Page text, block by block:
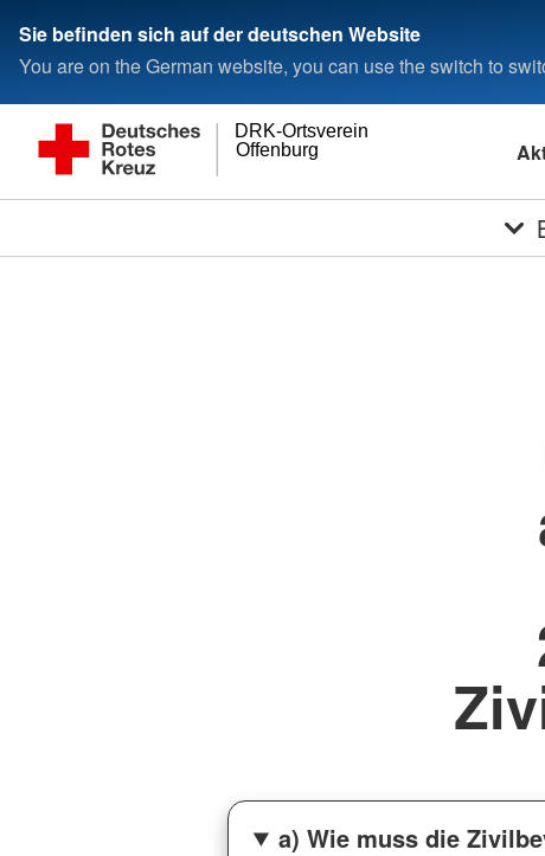
Sie befinden sich auf der deutschen Website
You are on the German website, you can use the switch to
Offenburg
DRK-Ortsverein
a) Wie muss die